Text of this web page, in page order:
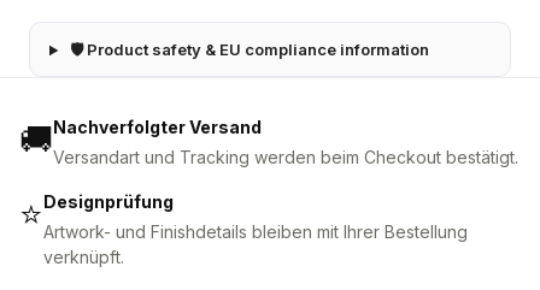
🛡 Product safety & EU compliance information
🚚Nachverfolgter Versand
Versandart und Tracking werden beim Checkout bestätigt.
⭐Designprüfung
Artwork- und Finishdetails bleiben mit Ihrer Bestellung
verknüpft.